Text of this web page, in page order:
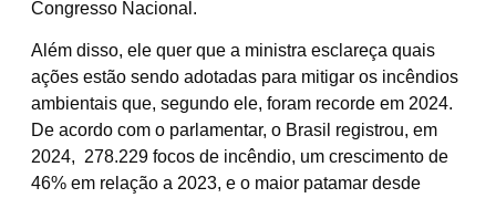
Congresso Nacional.
Além disso, ele quer que a ministra esclareça quais
ações estão sendo adotadas para mitigar os incêndios
ambientais que, segundo ele, foram recorde em 2024.
De acordo com o parlamentar, o Brasil registrou, em
2024, 278.229 focos de incêndio, um crescimento de
46% em relação a 2023, e o maior patamar desde